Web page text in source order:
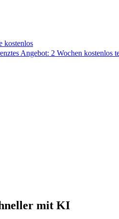
kostenlos
Angebot: 2 Wochen kostenlos
mit KI